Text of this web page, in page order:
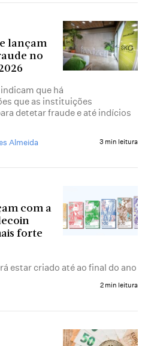
lançam
no
que há
que as instituições
detetar fraude e até indícios
Almeida 3 min leitura
com a
forte
estar criado até ao final do ano
2 min leitura